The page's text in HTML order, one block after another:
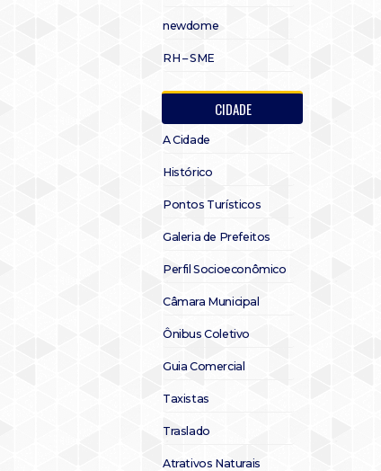
newdome
RH – SME
CIDADE
A Cidade
Histórico
Pontos Turísticos
Galeria de Prefeitos
Perfil Socioeconômico
Câmara Municipal
Ônibus Coletivo
Guia Comercial
Taxistas
Traslado
Atrativos Naturais